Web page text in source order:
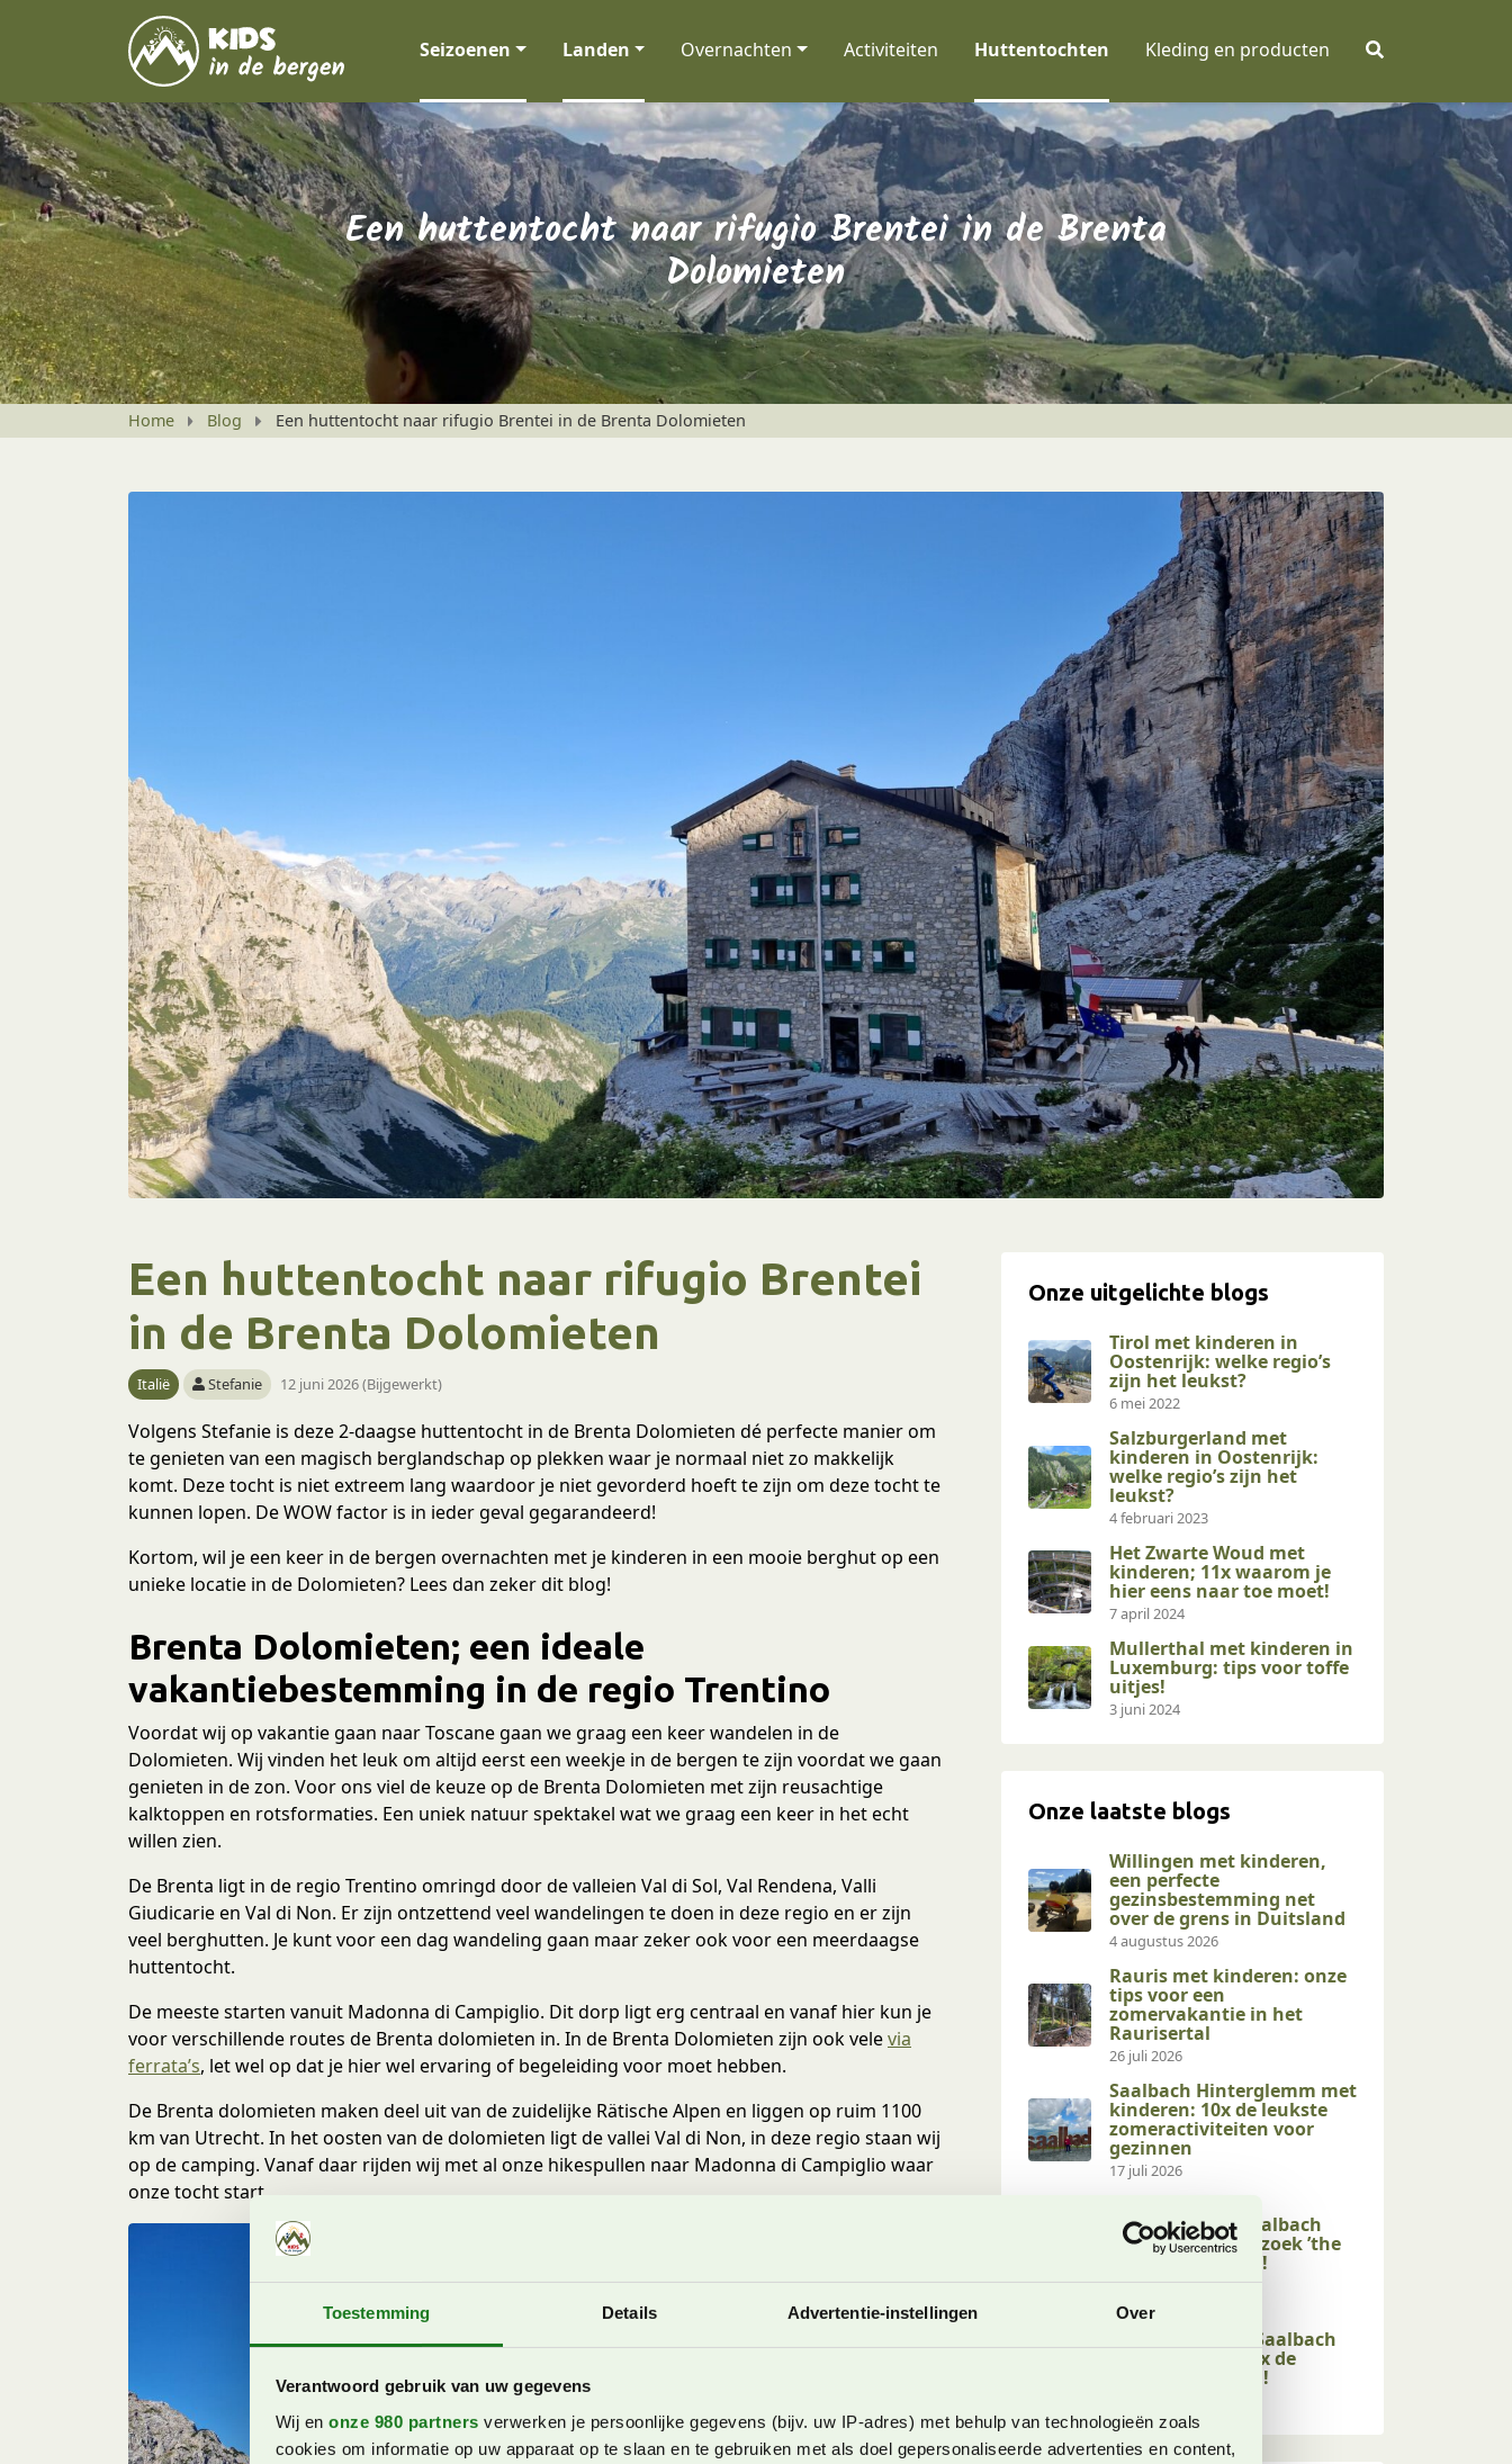
Toestemming Details Advertentie-instellingen Over
Verantwoord gebruik van uw gegevens
Wij en onze 980 partners verwerken je persoonlijke gegevens (bijv. uw IP-adres) met behulp van technologieën zoals
cookies om informatie op uw apparaat op te slaan en te gebruiken met als doel gepersonaliseerde advertenties en content,
Seizoenen Landen Overnachten Activiteiten Huttentochten Kleding en producten
Een huttentocht naar rifugio Brentei in de Brenta
Dolomieten
Home Blog Een huttentocht naar rifugio Brentei in de Brenta Dolomieten
Een huttentocht naar rifugio Brentei
in de Brenta Dolomieten
Italië Stefanie 12 juni 2026 (Bijgewerkt)
Volgens Stefanie is deze 2-daagse huttentocht in de Brenta Dolomieten dé perfecte manier om
te genieten van een magisch berglandschap op plekken waar je normaal niet zo makkelijk
komt. Deze tocht is niet extreem lang waardoor je niet gevorderd hoeft te zijn om deze tocht te
kunnen lopen. De WOW factor is in ieder geval gegarandeerd!
Kortom, wil je een keer in de bergen overnachten met je kinderen in een mooie berghut op een
unieke locatie in de Dolomieten? Lees dan zeker dit blog!
Brenta Dolomieten; een ideale
vakantiebestemming in de regio Trentino
Voordat wij op vakantie gaan naar Toscane gaan we graag een keer wandelen in de
Dolomieten. Wij vinden het leuk om altijd eerst een weekje in de bergen te zijn voordat we gaan
genieten in de zon. Voor ons viel de keuze op de Brenta Dolomieten met zijn reusachtige
kalktoppen en rotsformaties. Een uniek natuur spektakel wat we graag een keer in het echt
willen zien.
De Brenta ligt in de regio Trentino omringd door de valleien Val di Sol, Val Rendena, Valli
Giudicarie en Val di Non. Er zijn ontzettend veel wandelingen te doen in deze regio en er zijn
veel berghutten. Je kunt voor een dag wandeling gaan maar zeker ook voor een meerdaagse
huttentocht.
De meeste starten vanuit Madonna di Campiglio. Dit dorp ligt erg centraal en vanaf hier kun je
voor verschillende routes de Brenta dolomieten in. In de Brenta Dolomieten zijn ook velevia
ferrata’s, let wel op dat je hier wel ervaring of begeleiding voor moet hebben.
De Brenta dolomieten maken deel uit van de zuidelijke Rätische Alpen en liggen op ruim 1100
km van Utrecht. In het oosten van de dolomieten ligt de vallei Val di Non, in deze regio staan wij
op de camping. Vanaf daar rijden wij met al onze hikespullen naar Madonna di Campiglio waar
onze tocht start.
Onze uitgelichte blogs
Tirol met kinderen in
Oostenrijk: welke regio’s
zijn het leukst?
6 mei 2022
Salzburgerland met
kinderen in Oostenrijk:
welke regio’s zijn het
leukst?
4 februari 2023
Het Zwarte Woud met
kinderen; 11x waarom je
hier eens naar toe moet!
7 april 2024
Mullerthal met kinderen in
Luxemburg: tips voor toffe
uitjes!
3 juni 2024
Onze laatste blogs
Willingen met kinderen,
een perfecte
gezinsbestemming net
over de grens in Duitsland
4 augustus 2026
Rauris met kinderen: onze
tips voor een
zomervakantie in het
Raurisertal
26 juli 2026
Saalbach Hinterglemm met
kinderen: 10x de leukste
zomeractiviteiten voor
gezinnen
17 juli 2026
activiteiten in Saalbach
Hinterglemm: bezoek ’the
end of the valley’!
17 juli 2026
Kindvriendelijke
wandelingen in Saalbach
Hinterglemm: 10x de
leukste op een rij!